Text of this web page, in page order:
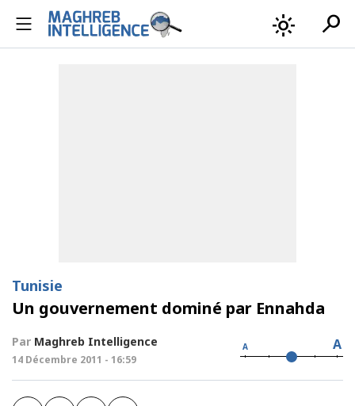
light_mode search
Tunisie
Un gouvernement dominé par Ennahda
Par Maghreb Intelligence
14 Décembre 2011 - 16:59
A A